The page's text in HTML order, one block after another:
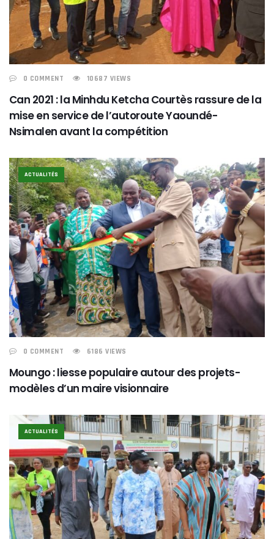
0 COMMENT 10687 VIEWS
Can 2021 : la Minhdu Ketcha Courtès rassure de la
mise en service de l’autoroute Yaoundé-
Nsimalen avant la compétition
ACTUALITÉS
0 COMMENT 6186 VIEWS
Moungo : liesse populaire autour des projets-
modèles d’un maire visionnaire
ACTUALITÉS